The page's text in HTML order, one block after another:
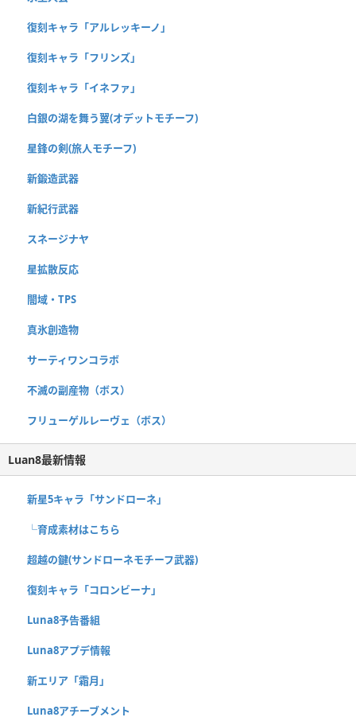
復刻キャラ「アルレッキーノ」
復刻キャラ「フリンズ」
復刻キャラ「イネファ」
白銀の湖を舞う翼(オデットモチーフ)
星鋒の剣(旅人モチーフ)
新鍛造武器
新紀行武器
スネージナヤ
星拡散反応
闇域・TPS
真氷創造物
サーティワンコラボ
不滅の副産物（ボス）
フリューゲルレーヴェ（ボス）
Luan8最新情報
新星5キャラ「サンドローネ」
└育成素材はこちら
超越の鍵(サンドローネモチーフ武器)
復刻キャラ「コロンビーナ」
Luna8予告番組
Luna8アプデ情報
新エリア「霜月」
Luna8アチーブメント